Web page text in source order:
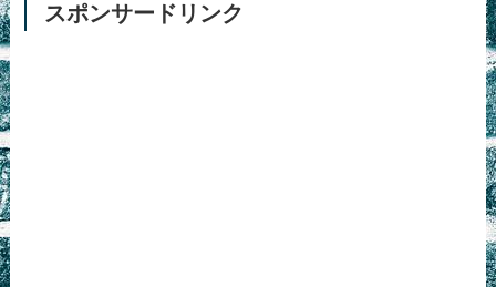
スポンサードリンク